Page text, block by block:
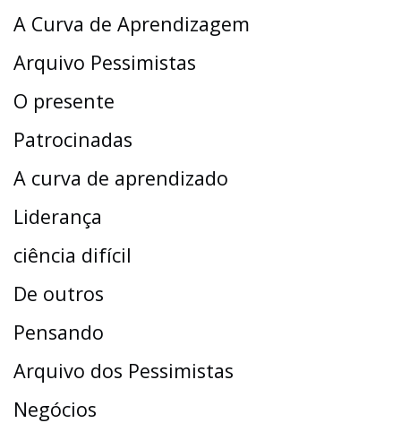
A Curva de Aprendizagem
Arquivo Pessimistas
O presente
Patrocinadas
A curva de aprendizado
Liderança
ciência difícil
De outros
Pensando
Arquivo dos Pessimistas
Negócios